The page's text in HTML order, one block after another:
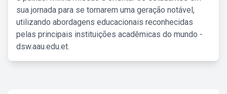
sua jornada para se tornarem uma geração notável,
utilizando abordagens educacionais reconhecidas
pelas principais instituições acadêmicas do mundo -
dsw.aau.edu.et.